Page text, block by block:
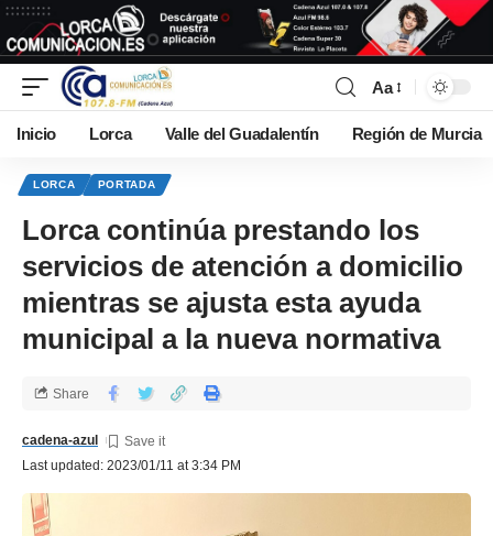
Aa
Inicio Lorca Valle del Guadalentín Región de Murcia
LORCA PORTADA
Lorca continúa prestando los
servicios de atención a domicilio
mientras se ajusta esta ayuda
municipal a la nueva normativa
Last updated: 2023/01/11 at 3:34 PM
cadena-azul
Share